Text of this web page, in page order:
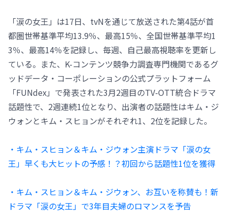
「涙の女王」は17日、tvNを通じて放送された第4話が首
都圏世帯基準平均13.9％、最高15％、全国世帯基準平均1
3％、最高14％を記録し、毎週、自己最高視聴率を更新し
ている。また、K-コンテンツ競争力調査専門機関であるグ
ッドデータ・コーポレーションの公式プラットフォーム
「FUNdex」で発表された3月2週目のTV-OTT統合ドラマ
話題性で、2週連続1位となり、出演者の話題性はキム・ジ
ウォンとキム・スヒョンがそれぞれ1、2位を記録した。
・キム・スヒョン＆キム・ジウォン主演ドラマ「涙の女
王」早くも大ヒットの予感！？初回から話題性1位を獲得
・キム・スヒョン＆キム・ジウォン、お互いを称賛も！新
ドラマ「涙の女王」で3年目夫婦のロマンスを予告